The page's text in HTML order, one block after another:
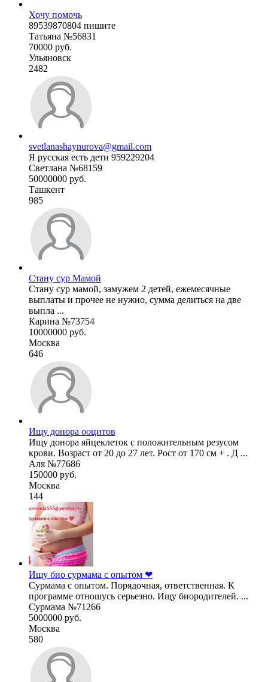
Хочу помочь
89539870804 пишите
Татьяна №56831
70000 руб.
Ульяновск
2482
svetlanashaynurova@gmail.com
Я русская есть дети 959229204
Светлана №68159
50000000 руб.
Ташкент
985
Стану сур Мамой
Стану сур мамой, замужем 2 детей, ежемесячные
выплаты и прочее не нужно, сумма делиться на две
выпла ...
Карина №73754
10000000 руб.
Москва
646
Ищу донора ооцитов
Ищу донора яйцеклеток с положительным резусом
крови. Возраст от 20 до 27 лет. Рост от 170 см + . Д ...
Аля №77686
150000 руб.
Москва
144
Ищу био сурмама с опытом ❤
Сурмама с опытом. Порядочная, ответственная. К
программе отношусь серьезно. Ищу биородителей. ...
Сурмама №71266
5000000 руб.
Москва
580